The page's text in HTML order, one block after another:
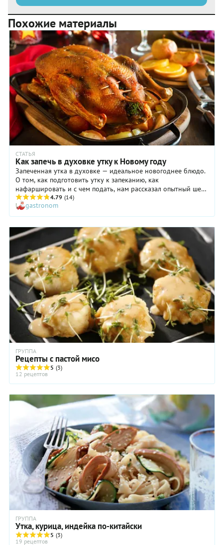
Похожие материалы
СТАТЬЯ
Как запечь в духовке утку к Новому году
Запеченная утка в духовке — идеальное новогоднее блюдо.
О том, как подготовить утку к запеканию, как
нафаршировать и с чем подать, нам рассказал опытный шеф-
повар Дмитрий Зотов.
4.79 (14)
gastronom
ГРУППА
Рецепты с пастой мисо
5 (3)
12 рецептов
ГРУППА
Утка, курица, индейка по-китайски
5 (3)
19 рецептов